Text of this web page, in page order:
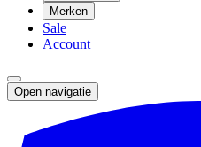
Merken
Sale
Account
Open navigatie